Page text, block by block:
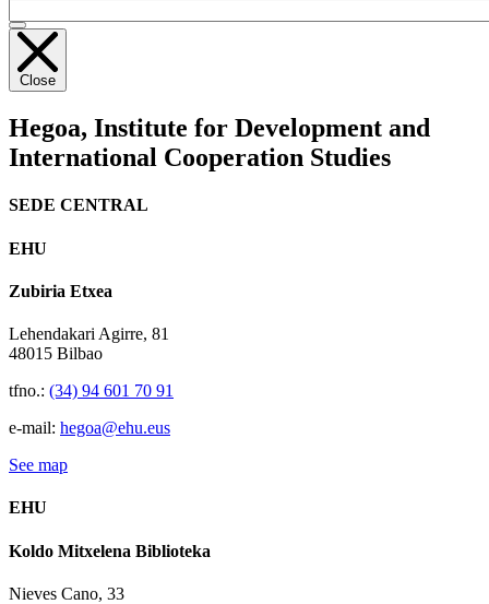
Close
Hegoa, Institute for Development and
International Cooperation Studies
SEDE CENTRAL
EHU
Zubiria Etxea
Lehendakari Agirre, 81
48015 Bilbao
tfno.: (34) 94 601 70 91
e-mail: hegoa@ehu.eus
See map
EHU
Koldo Mitxelena Biblioteka
Nieves Cano, 33